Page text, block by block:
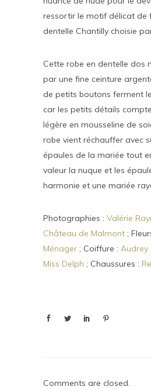
ressortir le motif délicat de
dentelle Chantilly choisie
Cette robe en dentelle dos
par une fine ceinture
de petits boutons ferment
car les petits détails
légère en mousseline de
robe vient réchauffer avec
épaules de la mariée tout
valeur la nuque et les
harmonie et une mariée
Photographies : Valérie
Château de Malmont ;
Ménager ; Coiffure : Audrey
Miss Delph ; Chaussures :
Comments are closed.